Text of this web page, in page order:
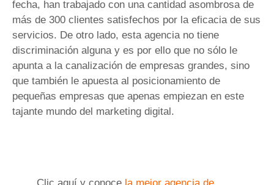
fecha, han trabajado con una cantidad asombrosa de
más de 300 clientes satisfechos por la eficacia de sus
servicios. De otro lado, esta agencia no tiene
discriminación alguna y es por ello que no sólo le
apunta a la canalización de empresas grandes, sino
que también le apuesta al posicionamiento de
pequeñas empresas que apenas empiezan en este
tajante mundo del marketing digital.
Clic aquí y conoce la mejor agencia de